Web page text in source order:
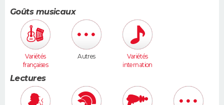
Goûts musicaux
Variétés
françaises
Autres
Variétés
internation
Lectures